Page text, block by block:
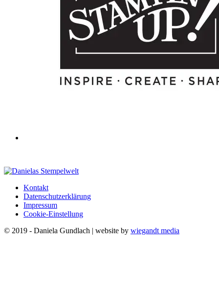
Kontakt
Datenschutzerklärung
Impressum
Cookie-Einstellung
© 2019 - Daniela Gundlach | website by wiegandt media